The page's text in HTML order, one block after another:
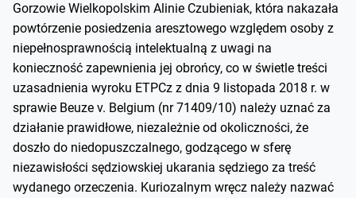
Gorzowie Wielkopolskim Alinie Czubieniak, która nakazała
powtórzenie posiedzenia aresztowego względem osoby z
niepełnosprawnością intelektualną z uwagi na
konieczność zapewnienia jej obrońcy, co w świetle treści
uzasadnienia wyroku ETPCz z dnia 9 listopada 2018 r. w
sprawie Beuze v. Belgium (nr 71409/10) należy uznać za
działanie prawidłowe, niezależnie od okoliczności, że
doszło do niedopuszczalnego, godzącego w sferę
niezawisłości sędziowskiej ukarania sędziego za treść
wydanego orzeczenia. Kuriozalnym wręcz należy nazwać